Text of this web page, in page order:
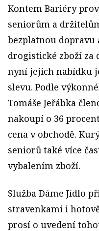
Kontem Bariéry
seniorům a
bezplatnou dopravu
drogistické zboží za
nyní jejich nabídku
slevu. Podle
Tomáše Jeřábka
nakoupí o 36
cena v obchodě.
seniorů také více
vybalením zboží.
Služba Dáme Jídlo
stravenkami i
prosí o uvedení